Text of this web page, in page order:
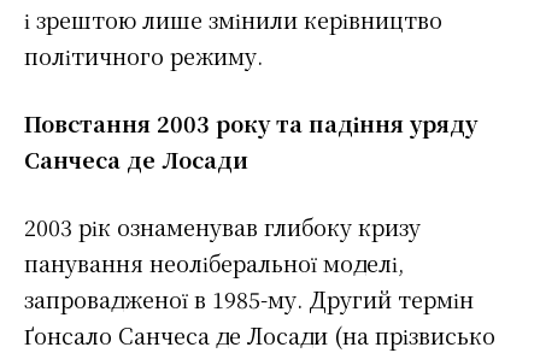
і зрештою лише змінили керівництво
політичного режиму.
Повстання 2003 року та падіння уряду
Санчеса де Лосади
2003 рік ознаменував глибоку кризу
панування неоліберальної моделі,
запровадженої в 1985-му. Другий термін
Ґонсало Санчеса де Лосади (на прізвисько